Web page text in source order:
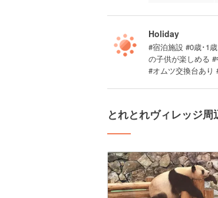
Holiday
#宿泊施設 #0歳･1
の子供が楽しめる
#オムツ交換台あり
とれとれヴィレッジ